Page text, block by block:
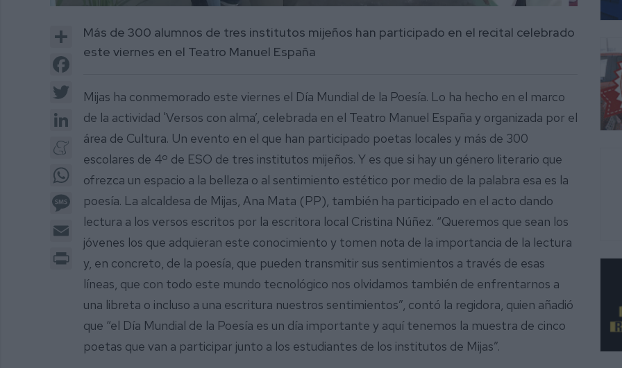
3
minutes,
22
seconds
Share
Facebook
LinkedIn
Meneame
Message
Email
Print
Más de 300 alumnos de tres institutos mijeños han participado en el recital celebrado
este viernes en el Teatro Manuel España
Mijas ha conmemorado este viernes el Día Mundial de la Poesía. Lo ha hecho en el marco
de la actividad 'Versos con alma’, celebrada en el Teatro Manuel España y organizada por el
área de Cultura. Un evento en el que han participado poetas locales y más de 300
escolares de 4º de ESO de tres institutos mijeños. Y es que si hay un género literario que
ofrezca un espacio a la belleza o al sentimiento estético por medio de la palabra esa es la
poesía. La alcaldesa de Mijas, Ana Mata (PP), también ha participado en el acto dando
lectura a los versos escritos por la escritora local Cristina Núñez. “Queremos que sean los
jóvenes los que adquieran este conocimiento y tomen nota de la importancia de la lectura
y, en concreto, de la poesía, que pueden transmitir sus sentimientos a través de esas
líneas, que con todo este mundo tecnológico nos olvidamos también de enfrentarnos a
una libreta o incluso a una escritura nuestros sentimientos”, contó la regidora, quien añadió
que “el Día Mundial de la Poesía es un día importante y aquí tenemos la muestra de cinco
poetas que van a participar junto a los estudiantes de los institutos de Mijas”.